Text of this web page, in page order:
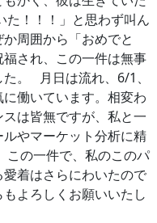
た！！！」と思わず叫ん
周囲から「おめでと
福され、この一件は無事
。 月日は流れ、6/1、
働いています。相変わ
は皆無ですが、私と一
やマーケット分析に精
この一件で、私のこのパ
愛着はさらにわいたので
よろしくお願いいたし